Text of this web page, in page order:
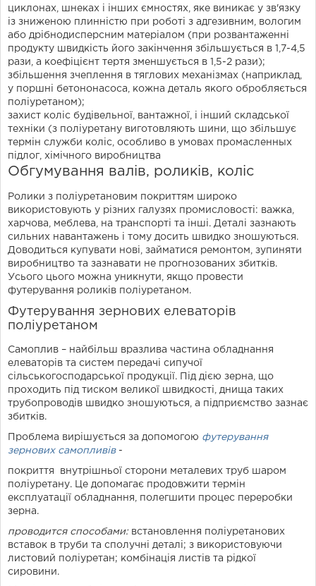
циклонах, шнеках і інших ємностях, яке виникає у зв'язку
із зниженою плинністю при роботі з адгезивним, вологим
або дрібнодисперсним матеріалом (при розвантаженні
продукту швидкість його закінчення збільшується в 1,7-4,5
рази, а коефіцієнт тертя зменшується в 1,5-2 рази);
збільшення зчеплення в тяглових механізмах (наприклад,
у поршні бетононасоса, кожна деталь якого обробляється
поліуретаном);
захист коліс будівельної, вантажної, і інший складської
техніки (з поліуретану виготовляють шини, що збільшує
термін служби коліс, особливо в умовах промасленных
підлог, хімічного виробництва
Обгумування валів, роликів, коліс
Ролики з поліуретановим покриттям широко
використовують у різних галузях промисловості: важка,
харчова, меблева, на транспорті та інші. Деталі зазнають
сильних навантажень і тому досить швидко зношуються.
Доводиться купувати нові, займатися ремонтом, зупиняти
виробництво та зазнавати не прогнозованих збитків.
Усього цього можна уникнути, якщо провести
футерування роликів поліуретаном.
Футерування зернових елеваторів
поліуретаном
Самоплив – найбільш вразлива частина обладнання
елеваторів та систем передачі сипучої
сільськогосподарської продукції. Під дією зерна, що
проходить під тиском великої швидкості, днища таких
трубопроводів швидко зношуються, а підприємство зазнає
збитків.
Проблема вирішується за допомогою футерування
зернових самопливів -
покриття внутрішньої сторони металевих труб шаром
поліуретану. Це допомагає продовжити термін
експлуатації обладнання, полегшити процес переробки
зерна.
проводится способами: встановлення поліуретанових
вставок в труби та сполучні деталі; з використовуючи
листовий поліуретан; комбінація листів та рідкої
сировини.